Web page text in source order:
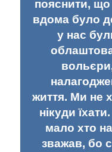
пояснити, що
вдома було
у нас
життя. Ми не
нікуди
мало хто
зважав, бо